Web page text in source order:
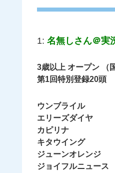
1: 名無しさん＠実
3歳以上 オープン （
第1回特別登録20頭
ウンブライル
エリーズダイヤ
カピリナ
キタウイング
ジューンオレンジ
ジョイフルニュース